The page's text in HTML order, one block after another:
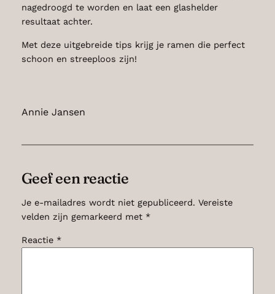
nagedroogd te worden en laat een glashelder
resultaat achter.
Met deze uitgebreide tips krijg je ramen die perfect
schoon en streeploos zijn!
Annie Jansen
Geef een reactie
Je e-mailadres wordt niet gepubliceerd. Vereiste
velden zijn gemarkeerd met *
Reactie *